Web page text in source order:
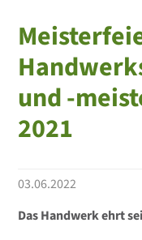
und -
2021
03.06.2022
Das Handwerk ehrt